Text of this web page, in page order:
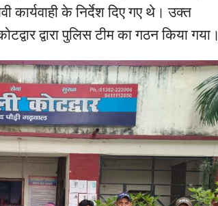
कार्यवाही के निर्देश दिए गए थे। उक्त
द्वारा पुलिस टीम का गठन किया गया।